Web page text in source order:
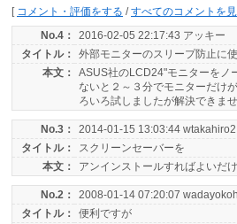
[ コメント・評価をする /すべてのコメントを
No.4：
2016-02-05 22:17:43 アッキー
タイトル：
外部モニターのスリープ防止に
本文：
ASUS社のLCD24"モニターをノ
ないと２～３分でモニターだけ
ろいろ試しましたが解決できませ
No.3： 2014-01-15 13:03:44 wtakahiro2
タイトル：
スクリーンセーバーを
本文：
アンインストールすればよいだ
No.2： 2008-01-14 07:20:07
タイトル：
便利ですが